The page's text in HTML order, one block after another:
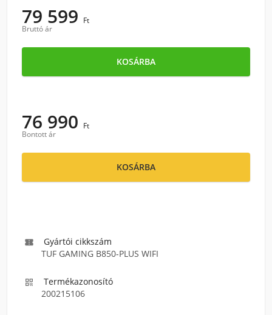
79 599 Ft
Bruttó ár
KOSÁRBA
76 990 Ft
Bontott ár
KOSÁRBA

Gyártói cikkszám
TUF GAMING B850-PLUS WIFI

Termékazonosító
200215106